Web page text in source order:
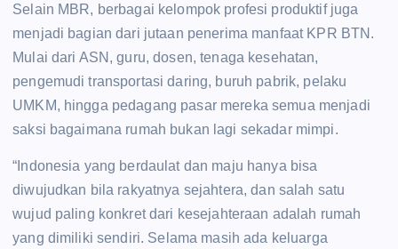
Selain MBR, berbagai kelompok profesi produktif juga
menjadi bagian dari jutaan penerima manfaat KPR BTN.
Mulai dari ASN, guru, dosen, tenaga kesehatan,
pengemudi transportasi daring, buruh pabrik, pelaku
UMKM, hingga pedagang pasar mereka semua menjadi
saksi bagaimana rumah bukan lagi sekadar mimpi.
“Indonesia yang berdaulat dan maju hanya bisa
diwujudkan bila rakyatnya sejahtera, dan salah satu
wujud paling konkret dari kesejahteraan adalah rumah
yang dimiliki sendiri. Selama masih ada keluarga